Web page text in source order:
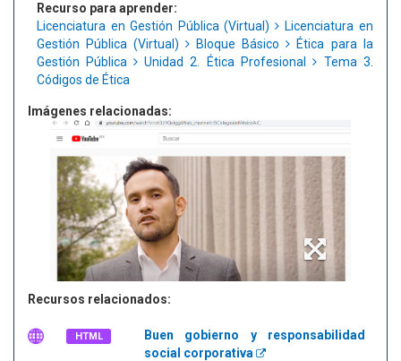
Recurso para aprender:
Licenciatura en Gestión Pública (Virtual)
Licenciatura en
Gestión Pública (Virtual)
Bloque Básico
Ética para la
Gestión Pública
Unidad 2. Ética Profesional
Tema 3.
Códigos de Ética
Imágenes relacionadas:
Recursos relacionados:
HTML
Buen gobierno y responsabilidad
social corporativa